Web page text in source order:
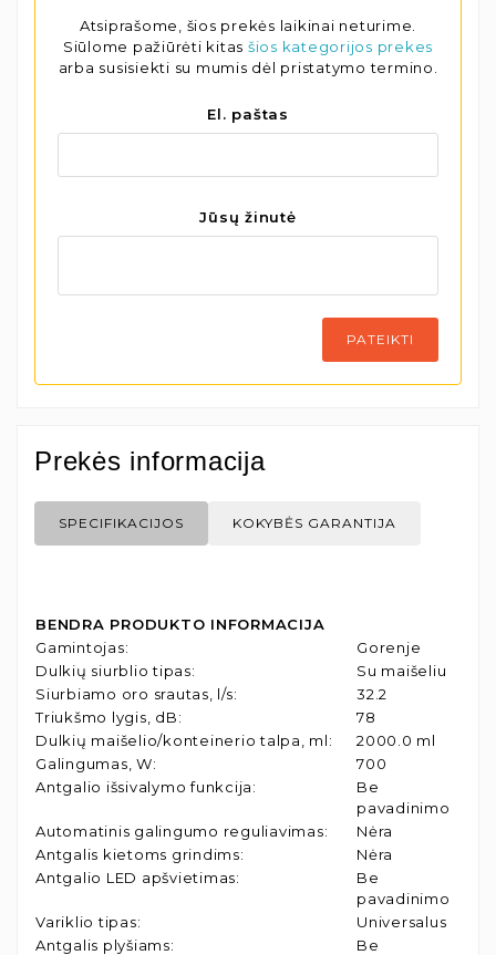
Atsiprašome, šios prekės laikinai neturime.
Siūlome pažiūrėti kitas šios kategorijos prekes
arba susisiekti su mumis dėl pristatymo termino.
El. paštas
Jūsų žinutė
PATEIKTI
Prekės informacija
SPECIFIKACIJOS KOKYBĖS GARANTIJA
BENDRA PRODUKTO INFORMACIJA
Gamintojas:
Gorenje
Dulkių siurblio tipas:
Su maišeliu
Siurbiamo oro srautas, l/s:
32.2
Triukšmo lygis, dB:
78
Dulkių maišelio/konteinerio talpa, ml:
2000.0 ml
Galingumas, W:
700
Antgalio išsivalymo funkcija:
Be
pavadinimo
Automatinis galingumo reguliavimas:
Nėra
Antgalis kietoms grindims:
Nėra
Antgalio LED apšvietimas:
Be
pavadinimo
Variklio tipas:
Universalus
Antgalis plyšiams:
Be